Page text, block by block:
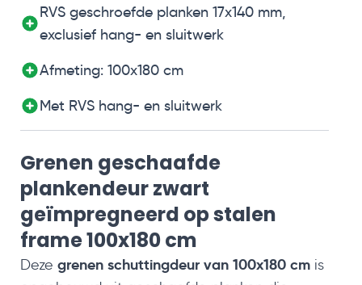
RVS geschroefde planken 17x140 mm,
exclusief hang- en sluitwerk
Afmeting: 100x180 cm
Met RVS hang- en sluitwerk
Grenen geschaafde
plankendeur zwart
geïmpregneerd op stalen
frame 100x180 cm
Deze grenen schuttingdeur van 100x180 cm is